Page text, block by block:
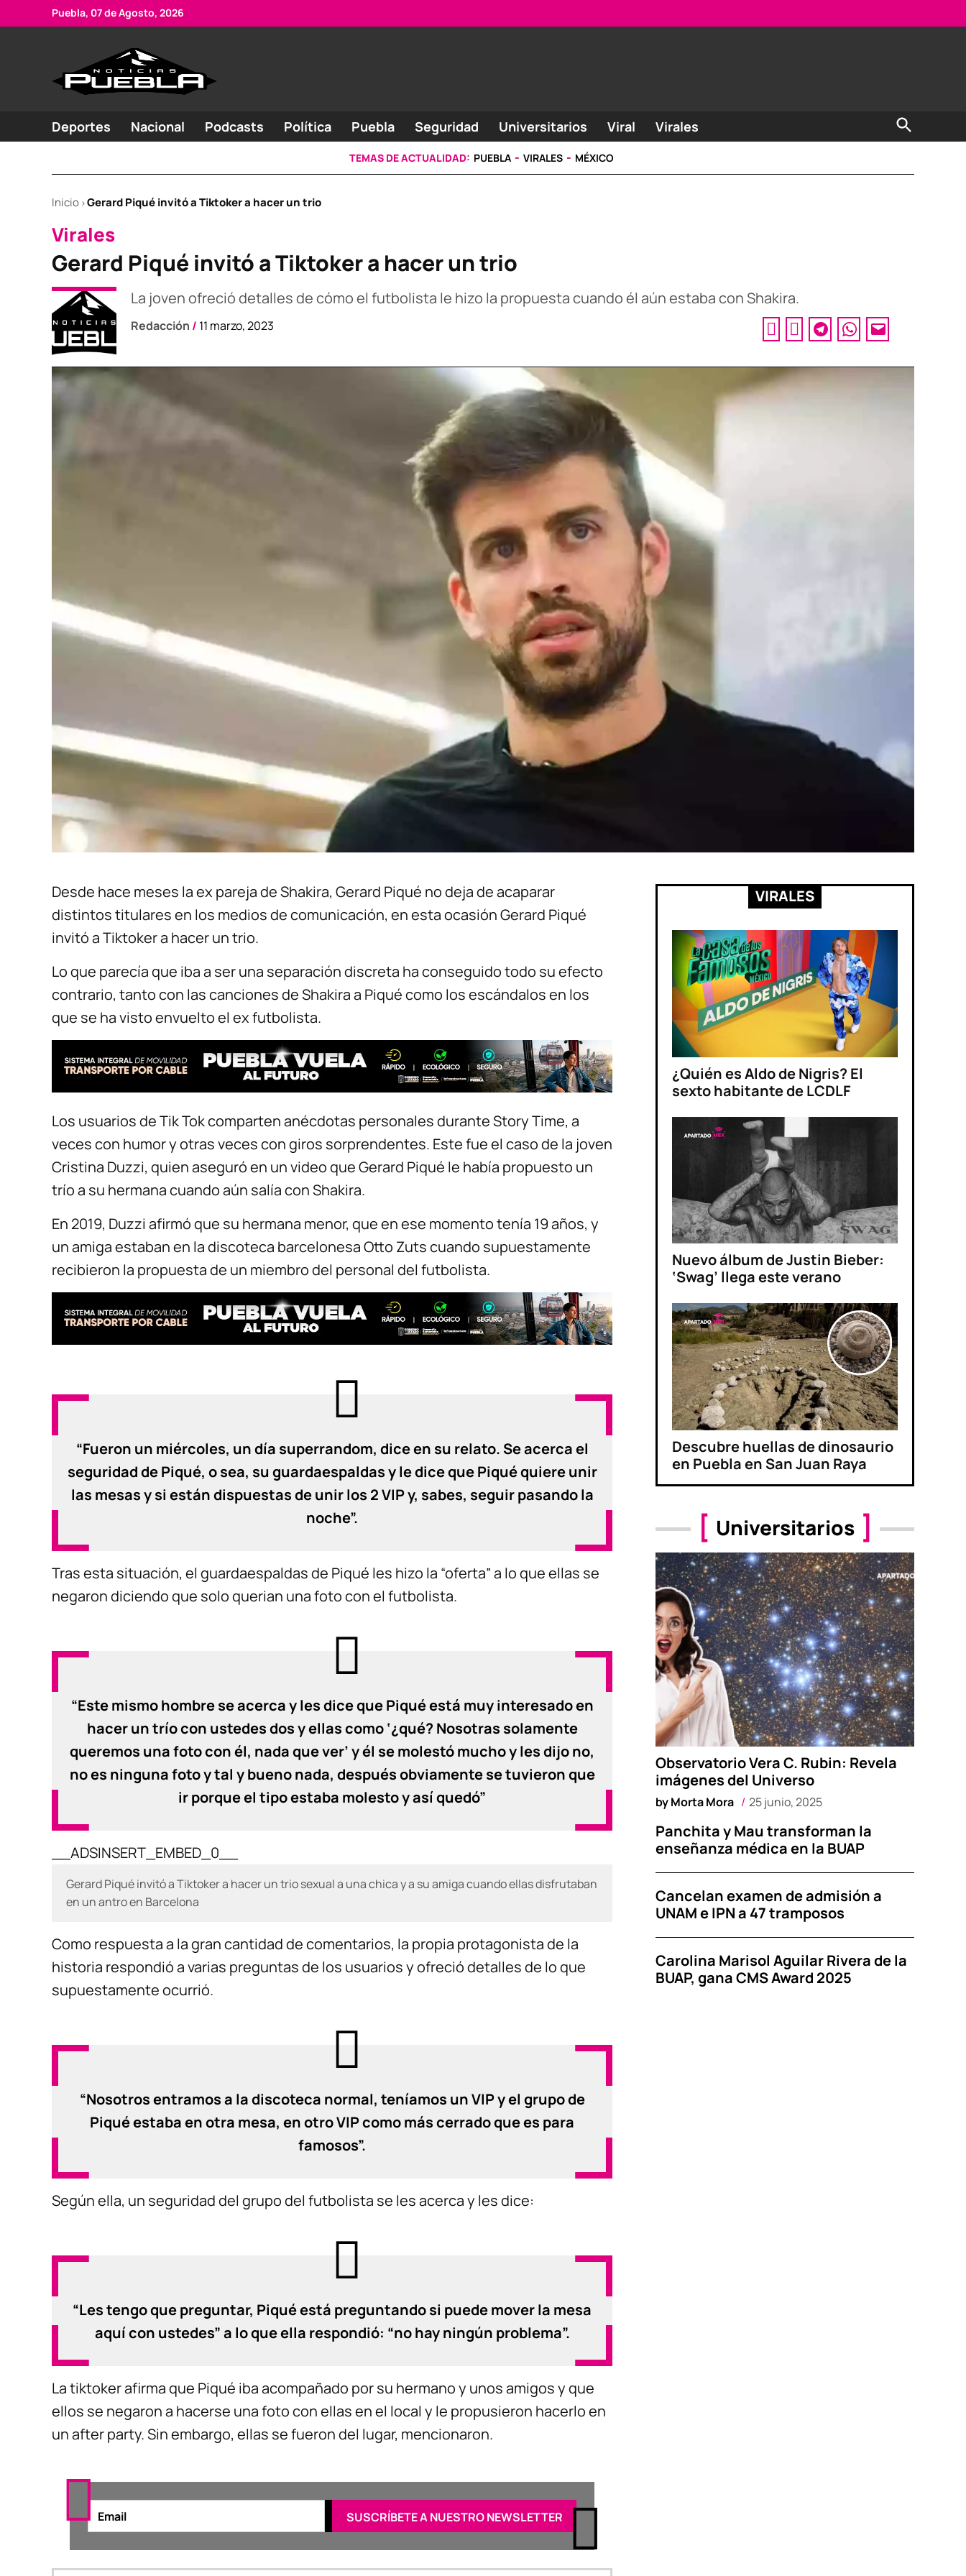
Puebla, 07 de Agosto, 2026
noticias
Deportes Nacional Podcasts Política Puebla Seguridad Universitarios Viral Virales
Open
Search
TEMAS DE ACTUALIDAD: PUEBLA VIRALES MÉXICO
Inicio >Gerard Piqué invitó a Tiktoker a hacer un trio
POSTED
IN
Virales
Gerard Piqué invitó a Tiktoker a hacer un trio
La joven ofreció detalles de cómo el futbolista le hizo la propuesta cuando él aún estaba con Shakira.
Redacción / 11 marzo, 2023
Desde hace meses la ex pareja de Shakira, Gerard Piqué no deja de acaparar
distintos titulares en los medios de comunicación, en esta ocasión Gerard Piqué
invitó a Tiktoker a hacer un trio.
Lo que parecía que iba a ser una separación discreta ha conseguido todo su efecto
contrario, tanto con las canciones de Shakira a Piqué como los escándalos en los
que se ha visto envuelto el ex futbolista.
Los usuarios de Tik Tok comparten anécdotas personales durante Story Time, a
veces con humor y otras veces con giros sorprendentes. Este fue el caso de la joven
Cristina Duzzi, quien aseguró en un video que Gerard Piqué le había propuesto un
trío a su hermana cuando aún salía con Shakira.
En 2019, Duzzi afirmó que su hermana menor, que en ese momento tenía 19 años, y
un amiga estaban en la discoteca barcelonesa Otto Zuts cuando supuestamente
recibieron la propuesta de un miembro del personal del futbolista.
“Fueron un miércoles, un día superrandom, dice en su relato. Se acerca el
seguridad de Piqué, o sea, su guardaespaldas y le dice que Piqué quiere unir
las mesas y si están dispuestas de unir los 2 VIP y, sabes, seguir pasando la
noche”.
Tras esta situación, el guardaespaldas de Piqué les hizo la “oferta” a lo que ellas se
negaron diciendo que solo querian una foto con el futbolista.
“Este mismo hombre se acerca y les dice que Piqué está muy interesado en
hacer un trío con ustedes dos y ellas como ‘¿qué? Nosotras solamente
queremos una foto con él, nada que ver’ y él se molestó mucho y les dijo no,
no es ninguna foto y tal y bueno nada, después obviamente se tuvieron que
ir porque el tipo estaba molesto y así quedó”
__ADSINSERT_EMBED_0__
Gerard Piqué invitó a Tiktoker a hacer un trio sexual a una chica y a su amiga cuando ellas disfrutaban
en un antro en Barcelona
Como respuesta a la gran cantidad de comentarios, la propia protagonista de la
historia respondió a varias preguntas de los usuarios y ofreció detalles de lo que
supuestamente ocurrió.
“Nosotros entramos a la discoteca normal, teníamos un VIP y el grupo de
Piqué estaba en otra mesa, en otro VIP como más cerrado que es para
famosos”.
Según ella, un seguridad del grupo del futbolista se les acerca y les dice:
“Les tengo que preguntar, Piqué está preguntando si puede mover la mesa
aquí con ustedes” a lo que ella respondió: “no hay ningún problema”.
La tiktoker afirma que Piqué iba acompañado por su hermano y unos amigos y que
ellos se negaron a hacerse una foto con ellas en el local y le propusieron hacerlo en
un after party. Sin embargo, ellas se fueron del lugar, mencionaron.
VIRALES
¿Quién es Aldo de Nigris? El
sexto habitante de LCDLF
Nuevo álbum de Justin Bieber:
‘Swag’ llega este verano
Descubre huellas de dinosaurio
en Puebla en San Juan Raya
Universitarios
Observatorio Vera C. Rubin: Revela
imágenes del Universo
byMorta Mora 25 junio, 2025
Panchita y Mau transforman la
enseñanza médica en la BUAP
Cancelan examen de admisión a
UNAM e IPN a 47 tramposos
Carolina Marisol Aguilar Rivera de la
BUAP, gana CMS Award 2025